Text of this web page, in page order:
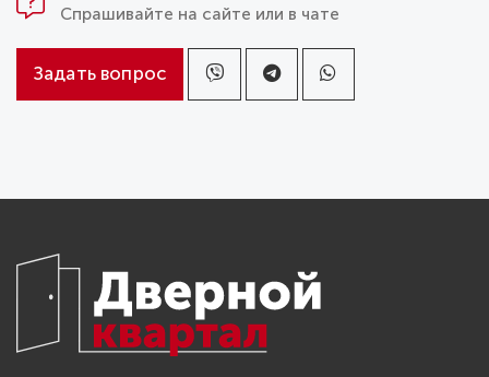
Спрашивайте на сайте или в чате
Задать вопрос